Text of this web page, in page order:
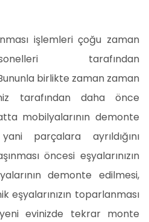
işlemleri çoğu zaman
tarafından
birlikte zaman zaman
tarafından daha önce
mobilyalarının demonte
parçalara ayrıldığını
öncesi eşyalarınızın
demonte edilmesi,
eşyalarınızın toparlanması
evinizde tekrar monte